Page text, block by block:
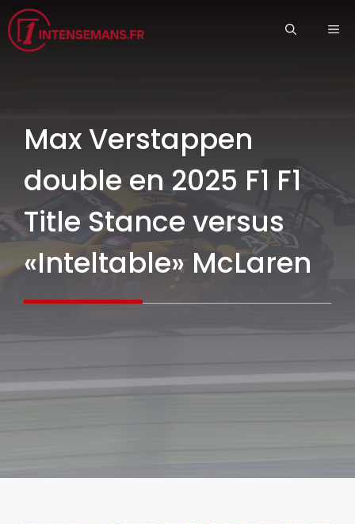
Aller
au
contenu
Max Verstappen
double en 2025 F1 F1
Title Stance versus
«Inteltable» McLaren